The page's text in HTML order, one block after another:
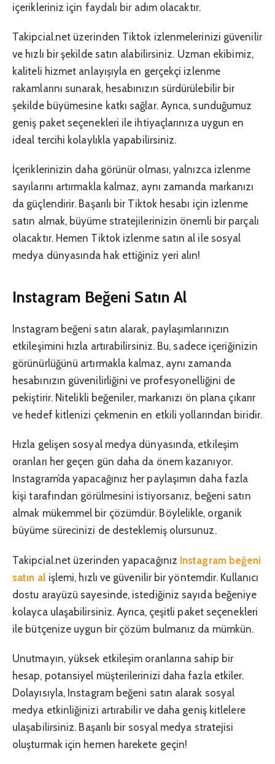
içerikleriniz için faydalı bir adım olacaktır.
Takipcial.net üzerinden Tiktok izlenmelerinizi güvenilir
ve hızlı bir şekilde satın alabilirsiniz. Uzman ekibimiz,
kaliteli hizmet anlayışıyla en gerçekçi izlenme
rakamlarını sunarak, hesabınızın sürdürülebilir bir
şekilde büyümesine katkı sağlar. Ayrıca, sunduğumuz
geniş paket seçenekleri ile ihtiyaçlarınıza uygun en
ideal tercihi kolaylıkla yapabilirsiniz.
İçeriklerinizin daha görünür olması, yalnızca izlenme
sayılarını artırmakla kalmaz, aynı zamanda markanızı
da güçlendirir. Başarılı bir Tiktok hesabı için izlenme
satın almak, büyüme stratejilerinizin önemli bir parçalı
olacaktır. Hemen Tiktok izlenme satın al ile sosyal
medya dünyasında hak ettiğiniz yeri alın!
Instagram Beğeni Satın Al
Instagram beğeni satın alarak, paylaşımlarınızın
etkileşimini hızla artırabilirsiniz. Bu, sadece içeriğinizin
görünürlüğünü artırmakla kalmaz, aynı zamanda
hesabınızın güvenilirliğini ve profesyonelliğini de
pekiştirir. Nitelikli beğeniler, markanızı ön plana çıkarır
ve hedef kitlenizi çekmenin en etkili yollarından biridir.
Hızla gelişen sosyal medya dünyasında, etkileşim
oranları her geçen gün daha da önem kazanıyor.
Instagram’da yapacağınız her paylaşımın daha fazla
kişi tarafından görülmesini istiyorsanız, beğeni satın
almak mükemmel bir çözümdür. Böylelikle, organik
büyüme sürecinizi de desteklemiş olursunuz.
Takipcial.net üzerinden yapacağınız Instagram beğeni
satın al işlemi, hızlı ve güvenilir bir yöntemdir. Kullanıcı
dostu arayüzü sayesinde, istediğiniz sayıda beğeniye
kolayca ulaşabilirsiniz. Ayrıca, çeşitli paket seçenekleri
ile bütçenize uygun bir çözüm bulmanız da mümkün.
Unutmayın, yüksek etkileşim oranlarına sahip bir
hesap, potansiyel müşterilerinizi daha fazla etkiler.
Dolayısıyla, Instagram beğeni satın alarak sosyal
medya etkinliğinizi artırabilir ve daha geniş kitlelere
ulaşabilirsiniz. Başarılı bir sosyal medya stratejisi
oluşturmak için hemen harekete geçin!